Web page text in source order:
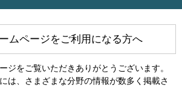
ムページをご利用になる方へ
ジをご覧いただきありがとうございます。
は、さまざまな分野の情報が数多く掲載さ